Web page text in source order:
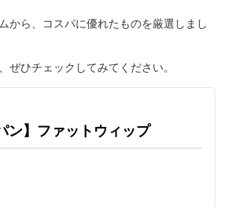
から、コスパに優れたものを厳選しまし
ぜひチェックしてみてください。
ン】ファットウィップ